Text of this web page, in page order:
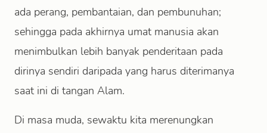
ada perang, pembantaian, dan pembunuhan;
sehingga pada akhirnya umat manusia akan
menimbulkan lebih banyak penderitaan pada
dirinya sendiri daripada yang harus diterimanya
saat ini di tangan Alam.
Di masa muda, sewaktu kita merenungkan